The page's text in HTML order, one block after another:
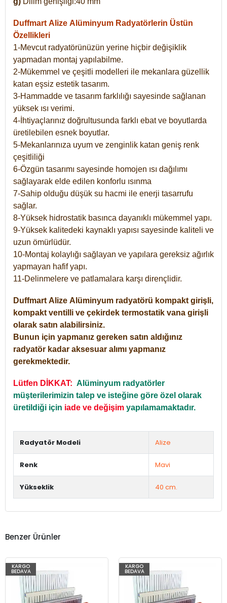
Duffmart Alize Alüminyum Radyatörlerin Üstün
Özellikleri
1-Mevcut radyatörünüzün yerine hiçbir değişiklik
yapmadan montaj yapılabilme.
2-Mükemmel ve çeşitli modelleri ile mekanlara güzellik
katan eşsiz estetik tasarım.
3-Hammadde ve tasarım farklılığı sayesinde sağlanan
yüksek ısı verimi.
4-İhtiyaçlarınız doğrultusunda farklı ebat ve boyutlarda
üretilebilen esnek boyutlar.
5-Mekanlarınıza uyum ve zenginlik katan geniş renk
çeşitliliği
6-Özgün tasarımı sayesinde homojen ısı dağılımı
sağlayarak elde edilen konforlu ısınma
7-Sahip olduğu düşük su hacmi ile enerji tasarrufu
sağlar.
8-Yüksek hidrostatik basınca dayanıklı mükemmel yapı.
9-Yüksek kalitedeki kaynaklı yapısı sayesinde kaliteli ve
uzun ömürlüdür.
10-Montaj kolaylığı sağlayan ve yapılara gereksiz ağırlık
yapmayan hafif yapı.
11-Delinmelere ve patlamalara karşı dirençlidir.
Duffmart Alize Alüminyum radyatörü kompakt girişli,
kompakt ventilli ve çekirdek termostatik vana girişli
olarak satın alabilirsiniz.
Bunun için yapmanız gereken satın aldığınız
radyatör kadar aksesuar alımı yapmanız
gerekmektedir.
Lütfen DİKKAT: Alüminyum radyatörler
müşterilerimizin talep ve isteğine göre özel olarak
üretildiği için iade ve değişim yapılamamaktadır.
Radyatör Modeli Alize
Renk Mavi
Yükseklik 40 cm.
Benzer Ürünler
KARGO
BEDAVA
KARGO
BEDAVA